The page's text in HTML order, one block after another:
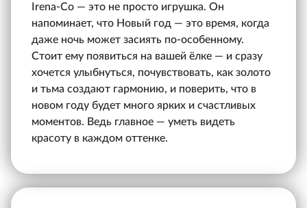
Irena‑Co — это не просто игрушка. Он
напоминает, что Новый год — это время, когда
даже ночь может засиять по-особенному.
Стоит ему появиться на вашей ёлке — и сразу
хочется улыбнуться, почувствовать, как золото
и тьма создают гармонию, и поверить, что в
новом году будет много ярких и счастливых
моментов. Ведь главное — уметь видеть
красоту в каждом оттенке.